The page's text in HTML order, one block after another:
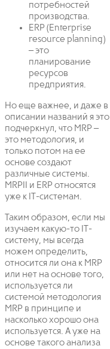
потребностей
производства.
ERP (Enterprise
resource planning)
– это
планирование
ресурсов
предприятия.
Но еще важнее, и даже в
описании названий я это
подчеркнул, что MRP –
это методология, и
только потом на ее
основе создают
различные системы.
MRPII и ERP относятся
уже к IT-системам.
Таким образом, если мы
изучаем какую-то IT-
систему, мы всегда
можем определить,
относится ли она к MRP
или нет на основе того,
используется ли
системой методология
MRP в принципе и
насколько хорошо она
используется. А уже на
основе такого анализа